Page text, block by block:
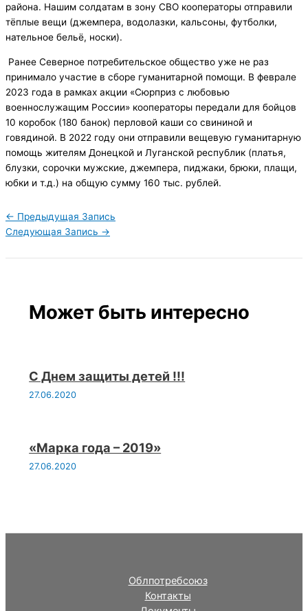
района. Нашим солдатам в зону СВО кооператоры отправили
тёплые вещи (джемпера, водолазки, кальсоны, футболки,
нательное бельё, носки).
Ранее Северное потребительское общество уже не раз
принимало участие в сборе гуманитарной помощи. В феврале
2023 года в рамках акции «Сюрприз с любовью
военнослужащим России» кооператоры передали для бойцов
10 коробок (180 банок) перловой каши со свининой и
говядиной. В 2022 году они отправили вещевую гуманитарную
помощь жителям Донецкой и Луганской республик (платья,
блузки, сорочки мужские, джемпера, пиджаки, брюки, плащи,
юбки и т.д.) на общую сумму 160 тыс. рублей.
← Предыдущая Запись
Следующая Запись →
Может быть интересно
С Днем защиты детей !!!
27.06.2020
«Марка года – 2019»
27.06.2020
Облпотребсоюз
Контакты